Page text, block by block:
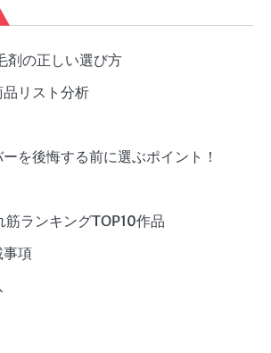
剤の正しい選び方
リスト分析
を後悔する前に選ぶポイント！
筋ランキングTOP10作品
事項